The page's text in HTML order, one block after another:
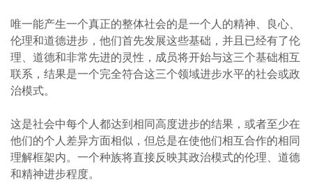
唯一能产生一个真正的整体社会的是一个人的精神、良心、
伦理和道德进步，他们首先发展这些基础，并且已经有了伦
理、道德和非常先进的灵性，成员将开始与这三个基础相互
联系，结果是一个完全符合这三个领域进步水平的社会或政
治模式。
这是社会中每个人都达到相同高度进步的结果，或者至少在
他们的个人差异方面相似，但总是在使他们相互合作的相同
理解框架内。一个种族将直接反映其政治模式的伦理、道德
和精神进步程度。